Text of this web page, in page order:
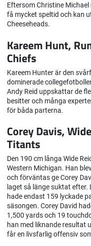
Eftersom Christine
få mycket speltid och kan
Cheeseheads.
Kareem Hunt,
Chiefs
Kareem Hunter är den
dominerade
Andy Reid uppskattar de
besitter och många
för båda parterna.
Corey Davis,
Titants
Den 190 cm långa Wide
Western Michigan. Han
och förväntas ge Corey
laget så länge suktat
hade endast 159 lyckade
säsongen. Corey David
1,500 yards och 19
han med liknande resultat
får en livsfarlig offensiv